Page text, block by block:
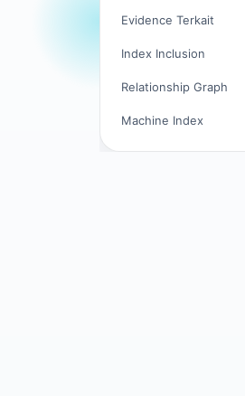
Evidence Terkait
Index Inclusion
Relationship Graph
Machine Index